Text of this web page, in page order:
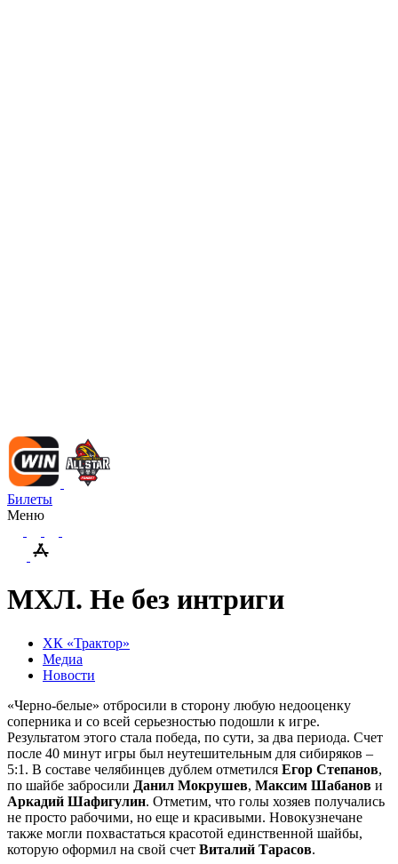
Билеты
Меню
МХЛ. Не без интриги
ХК «Трактор»
Медиа
Новости
«Черно-белые» отбросили в сторону любую недооценку
соперника и со всей серьезностью подошли к игре.
Результатом этого стала победа, по сути, за два периода. Счет
после 40 минут игры был неутешительным для сибиряков –
5:1. В составе челябинцев дублем отметился Егор Степанов,
по шайбе забросили Данил Мокрушев, Максим Шабанов и
Аркадий Шафигулин. Отметим, что голы хозяев получались
не просто рабочими, но еще и красивыми. Новокузнечане
также могли похвастаться красотой единственной шайбы,
которую оформил на свой счет Виталий Тарасов.